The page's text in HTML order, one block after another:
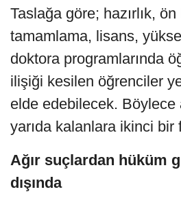
Taslağa göre; hazırlık,
tamamlama, lisans,
doktora programlarında
ilişiği kesilen öğrenciler
elde edebilecek. Böylece
yarıda kalanlara ikinci bir
Ağır suçlardan hüküm
dışında